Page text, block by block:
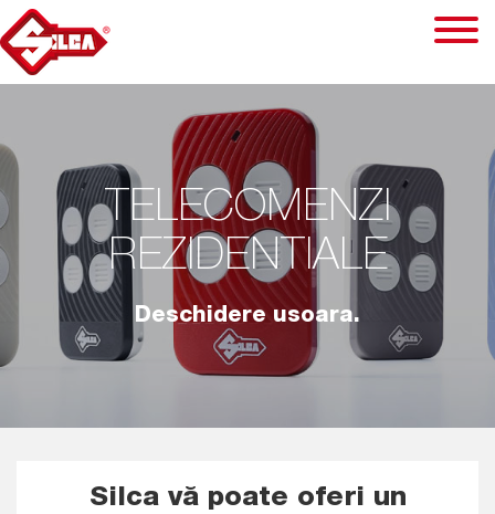
TELECOMENZI
REZIDENTIALE
Deschidere usoara.
Silca vă poate oferi un